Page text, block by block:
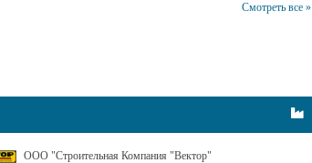
Смотреть все »
ООО "Строительная Компания "Вектор"